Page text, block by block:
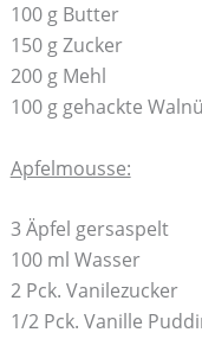
100 g Butter
150 g Zucker
200 g Mehl
100 g gehackte
Apfelmousse:
3 Äpfel gersaspelt
100 ml Wasser
2 Pck. Vanilezucker
1/2 Pck. Vanille